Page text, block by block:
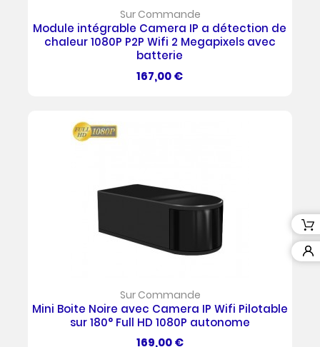
Sur Commande
Module intégrable Camera IP a détection de
chaleur 1080P P2P Wifi 2 Megapixels avec
batterie
Prix
167,00 €
Sur Commande
Mini Boite Noire avec Camera IP Wifi Pilotable
sur 180° Full HD 1080P autonome
Prix
169,00 €